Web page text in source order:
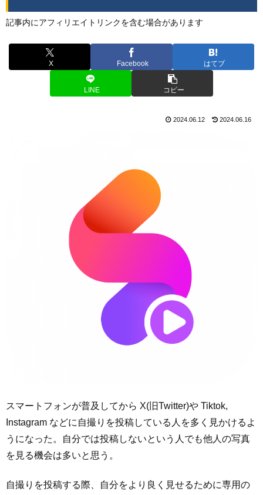
記事内にアフィリエイトリンクを含む場合があります
X Facebook はてブ
LINE コピー
2024.06.12 2024.06.16
スマートフォンが普及してから X(旧Twitter)や Tiktok,
Instagram などに自撮りを投稿している人を多く見かけるよ
うになった。自分では投稿しないという人でも他人の写真
を見る機会は多いと思う。
自撮りを投稿する際、自分をより良く見せるために専用の